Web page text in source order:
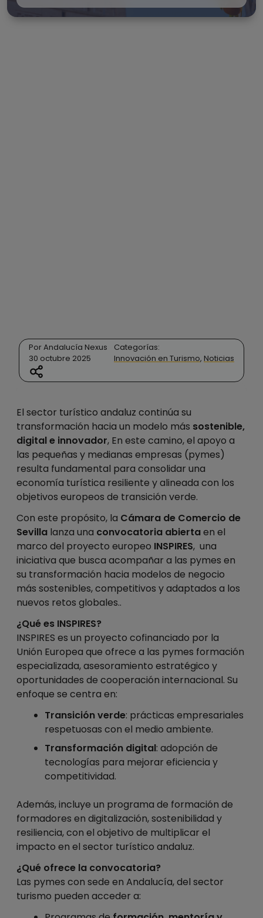
Por Andalucía Nexus
30 octubre 2025
Categorías:
Innovación en Turismo, Noticias
El sector turístico andaluz continúa su
transformación hacia un modelo más sostenible,
digital e innovador, En este camino, el apoyo a
las pequeñas y medianas empresas (pymes)
resulta fundamental para consolidar una
economía turística resiliente y alineada con los
objetivos europeos de transición verde.
Con este propósito, la Cámara de Comercio de
Sevilla lanza una convocatoria abiertaen el
marco del proyecto europeo INSPIRES, una
iniciativa que busca acompañar a las pymes en
su transformación hacia modelos de negocio
más sostenibles, competitivos y adaptados a los
nuevos retos globales..
¿Qué es INSPIRES?
INSPIRES es un proyecto cofinanciado por la
Unión Europea que ofrece a las pymes formación
especializada, asesoramiento estratégico y
oportunidades de cooperación internacional. Su
enfoque se centra en:
Transición verde: prácticas empresariales
respetuosas con el medio ambiente.
Transformación digital: adopción de
tecnologías para mejorar eficiencia y
competitividad.
Además, incluye un programa de formación de
formadores en digitalización, sostenibilidad y
resiliencia, con el objetivo de multiplicar el
impacto en el sector turístico andaluz.
¿Qué ofrece la convocatoria?
Las pymes con sede en Andalucía, del sector
turismo pueden acceder a: